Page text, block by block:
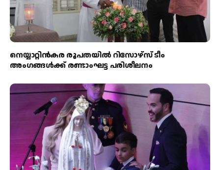
നെയ്യാറ്റിൻകര രൂപതയിൽ റിസോഴ്സ് ടീം
അംഗങ്ങൾക്ക് രണ്ടാംഘട്ട പരിശീലനം